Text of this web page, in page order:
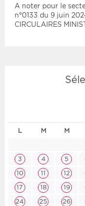
A noter pour le
n°0133 du 9 juin
CIRCULAIRES
L M M
3
4 5
10
11 12
17
18 19
24
25 26